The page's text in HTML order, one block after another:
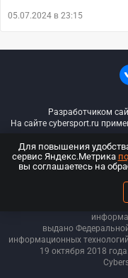
05.07.2024 в 23:15
Разработчиком
На сайте cybersport.ru
© ООО
ООО «Киберспорт.ру».
выдано
информационных
19 октября 2018
Для повышения
сервис Яндекс.Метрика
вы соглашаетесь на